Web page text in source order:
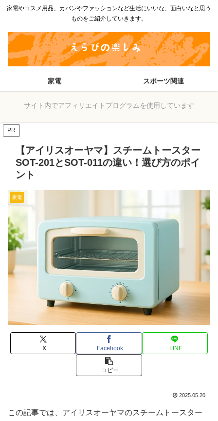
家電やコスメ用品、カバンやファッションなど生活にいいな、面白いなと思う
ものをご紹介していきます。
家電 スポーツ関連
サイト内でアフィリエイトプログラムを使用しています
PR
【アイリスオーヤマ】スチームトースター
SOT-201とSOT-011の違い！選び方のポイ
ント
家電
X Facebook LINE
コピー
2025.05.20
この記事では、アイリスオーヤマのスチームトースター